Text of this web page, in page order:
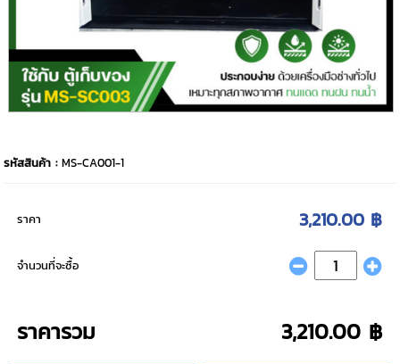
รหัสสินค้า :MS-CA001-1
ราคา 3,210.00 ฿
จำนวนที่จะซื้อ
ราคารวม 3,210.00 ฿